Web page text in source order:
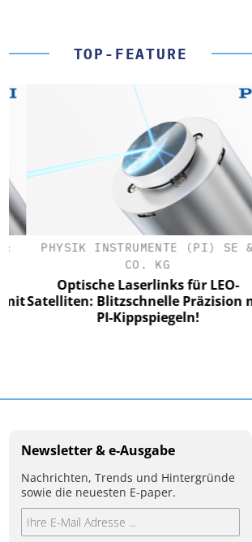
TOP-FEATURE
PHYSIK INSTRUMENTE (PI) SE &
CO. KG
Optische Laserlinks für LEO-
Satelliten: Blitzschnelle Präzision mit
PI-Kippspiegeln!
Newsletter & e-Ausgabe
Nachrichten, Trends und Hintergründe
sowie die neuesten E-paper.